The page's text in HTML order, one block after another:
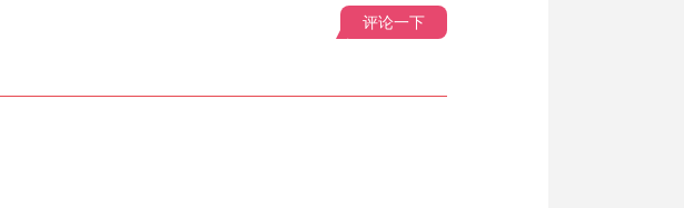
评论一下